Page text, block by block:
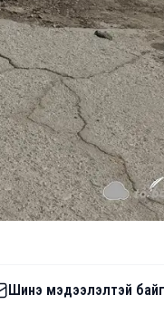
Шинэ мэдээлэлтэй